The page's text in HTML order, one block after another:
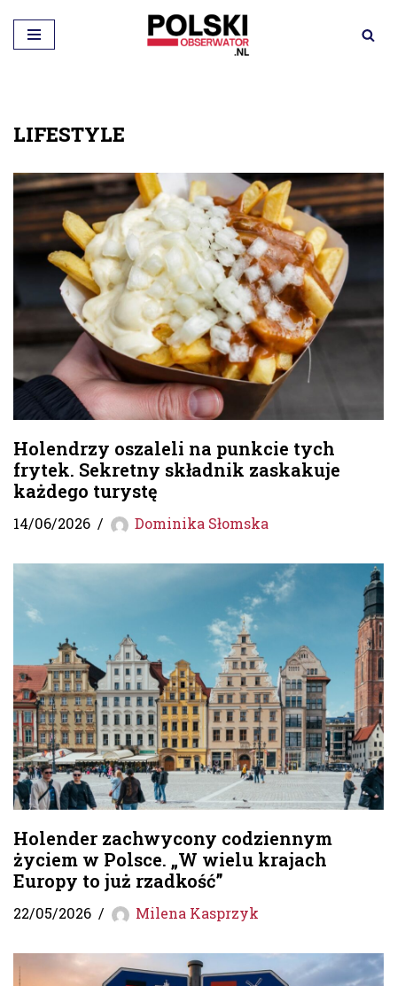
Przejdź
LIFESTYLE
Holendrzy oszaleli na punkcie tych
frytek. Sekretny składnik zaskakuje
każdego turystę
14/06/2026 Dominika Słomska
Holender zachwycony codziennym
życiem w Polsce. „W wielu krajach
Europy to już rzadkość”
22/05/2026 Milena Kasprzyk